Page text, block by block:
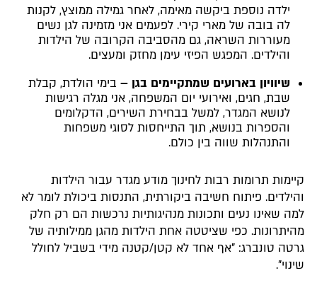
ילדה נוספת ביקשה מאימה, לאחר גמילה ממוצץ, לקנות
לה בובה של מארי קירי. לפעמים אני מזמינה לגן נשים
מעוררות השראה, גם מהסביבה הקרובה של הילדות
והילדים. המפגש הפיזי עימן מחזק ומעצים.
שיוויון בארועים שמתקיימים בגן –בימי הולדת, קבלת
שבת, חגים, ואירועי יום המשפחה, אני מגלה רגישות
לנושא המגדר, למשל בבחירת השירים, הדקלומים
והספרות בנושא, תוך התייחסות לסוגי משפחות
והתנהלות שווה בין כולם.
קיימות תרומות רבות לחינוך מודע מגדר עבור הילדות
והילדים. פיתוח חשיבה ביקורתית, התנסות ביכולת לומר לא
למה שאינו נעים ותכונות מנהיגותיות נרכשות הם רק חלק
מהיתרונות. כפי שציטטה אחת הילדות מהגן ממילותיה של
גרטה טונברג: "אף אחד לא קטן/קטנה מידי בשביל לחולל
שינוי".